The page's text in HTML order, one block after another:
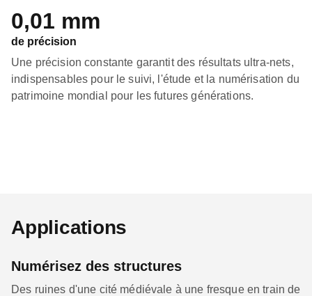
0,01 mm
de précision
Une précision constante garantit des résultats ultra-nets,
indispensables pour le suivi, l'étude et la numérisation du
patrimoine mondial pour les futures générations.
Applications
Numérisez des structures
Des ruines d'une cité médiévale à une fresque en train de